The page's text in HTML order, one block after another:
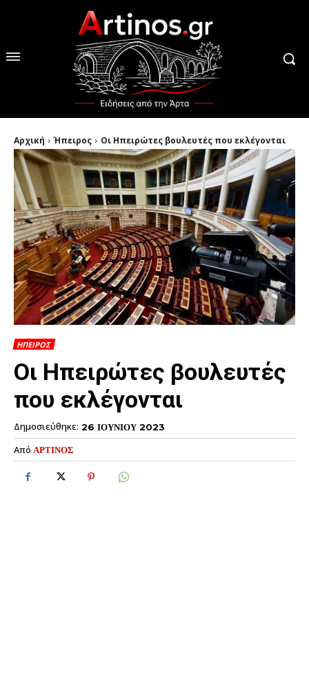
Αρχική Ήπειρος Οι Ηπειρώτες βουλευτές που εκλέγονται
ΗΠΕΙΡΟΣ
Οι Ηπειρώτες βουλευτές
που εκλέγονται
Δημοσιεύθηκε: 26 ΙΟΥΝΙΟΥ 2023
Από ΑΡΤΙΝΟΣ